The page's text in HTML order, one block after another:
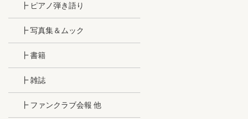
┣ ピアノ弾き語り
┣ 写真集＆ムック
┣ 書籍
┣ 雑誌
┣ ファンクラブ会報 他